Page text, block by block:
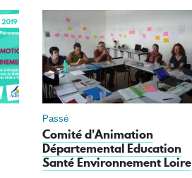
Passé
Comité d'Animation
Départemental Education
Santé Environnement Loire